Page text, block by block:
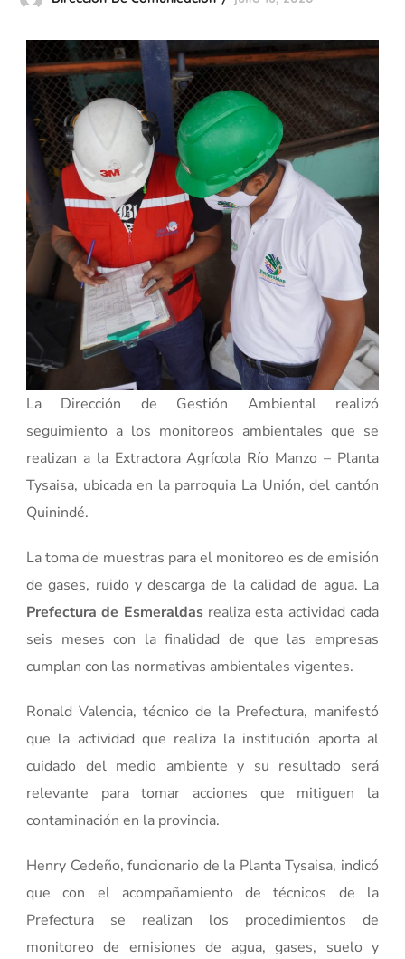
La Dirección de Gestión Ambiental realizó
seguimiento a los monitoreos ambientales que se
realizan a la Extractora Agrícola Río Manzo – Planta
Tysaisa, ubicada en la parroquia La Unión, del cantón
Quinindé.
La toma de muestras para el monitoreo es de emisión
de gases, ruido y descarga de la calidad de agua. La
Prefectura de Esmeraldasrealiza esta actividad cada
seis meses con la finalidad de que las empresas
cumplan con las normativas ambientales vigentes.
Ronald Valencia, técnico de la Prefectura, manifestó
que la actividad que realiza la institución aporta al
cuidado del medio ambiente y su resultado será
relevante para tomar acciones que mitiguen la
contaminación en la provincia.
Henry Cedeño, funcionario de la Planta Tysaisa, indicó
que con el acompañamiento de técnicos de la
Prefectura se realizan los procedimientos de
monitoreo de emisiones de agua, gases, suelo y